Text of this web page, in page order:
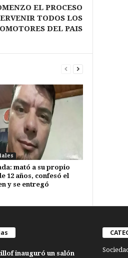
EL PROCESO
TODOS LOS
DEL PAIS
mató a su propio
12 años, confesó el
y se entregó
inauguró un salón